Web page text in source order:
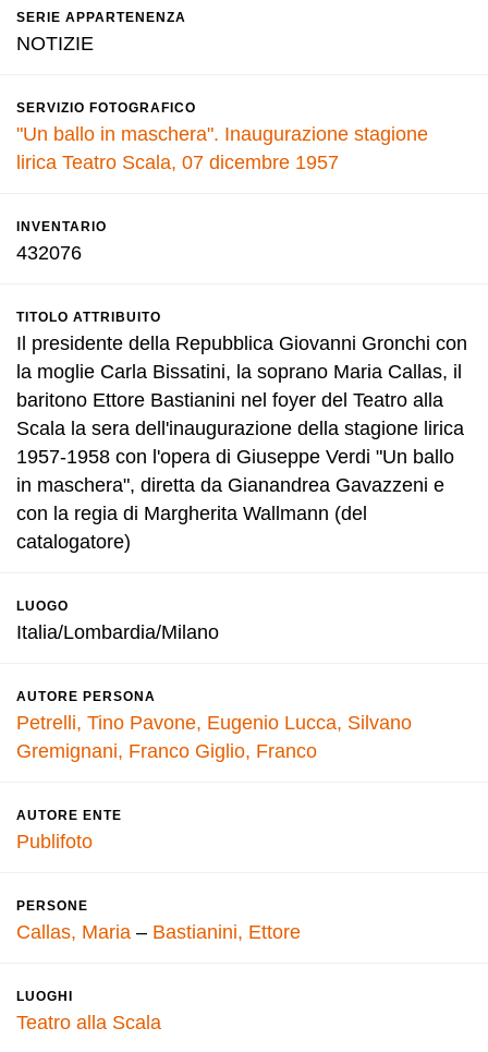
SERIE APPARTENENZA
NOTIZIE
SERVIZIO FOTOGRAFICO
"Un ballo in maschera". Inaugurazione stagione
lirica Teatro Scala, 07 dicembre 1957
INVENTARIO
432076
TITOLO ATTRIBUITO
Il presidente della Repubblica Giovanni Gronchi con
la moglie Carla Bissatini, la soprano Maria Callas, il
baritono Ettore Bastianini nel foyer del Teatro alla
Scala la sera dell'inaugurazione della stagione lirica
1957-1958 con l'opera di Giuseppe Verdi "Un ballo
in maschera", diretta da Gianandrea Gavazzeni e
con la regia di Margherita Wallmann (del
catalogatore)
LUOGO
Italia/Lombardia/Milano
AUTORE PERSONA
Petrelli, Tino Pavone, Eugenio Lucca, Silvano
Gremignani, Franco Giglio, Franco
AUTORE ENTE
Publifoto
PERSONE
Callas, Maria – Bastianini, Ettore
LUOGHI
Teatro alla Scala